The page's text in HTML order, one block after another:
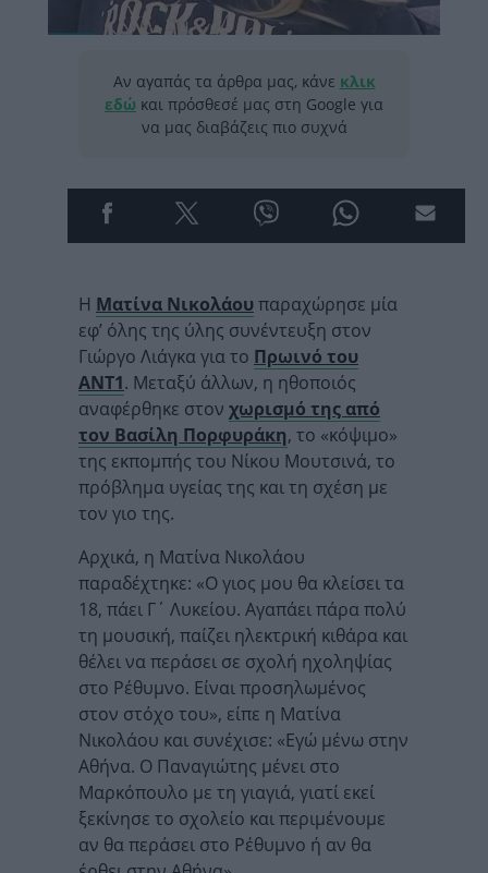
Αν αγαπάς τα άρθρα μας, κάνε κλικ
εδώ και πρόσθεσέ μας στη Google για
να μας διαβάζεις πιο συχνά
Η Ματίνα Νικολάουπαραχώρησε μία
εφ’ όλης της ύλης συνέντευξη στον
Γιώργο Λιάγκα για το Πρωινό του
ΑΝΤ1. Μεταξύ άλλων, η ηθοποιός
αναφέρθηκε στον χωρισμό της από
τον Βασίλη Πορφυράκη, το «κόψιμο»
της εκπομπής του Νίκου Μουτσινά, το
πρόβλημα υγείας της και τη σχέση με
τον γιο της.
Αρχικά, η Ματίνα Νικολάου
παραδέχτηκε: «Ο γιος μου θα κλείσει τα
18, πάει Γ΄ Λυκείου. Αγαπάει πάρα πολύ
τη μουσική, παίζει ηλεκτρική κιθάρα και
θέλει να περάσει σε σχολή ηχοληψίας
στο Ρέθυμνο. Είναι προσηλωμένος
στον στόχο του», είπε η Ματίνα
Νικολάου και συνέχισε: «Εγώ μένω στην
Αθήνα. Ο Παναγιώτης μένει στο
Μαρκόπουλο με τη γιαγιά, γιατί εκεί
ξεκίνησε το σχολείο και περιμένουμε
αν θα περάσει στο Ρέθυμνο ή αν θα